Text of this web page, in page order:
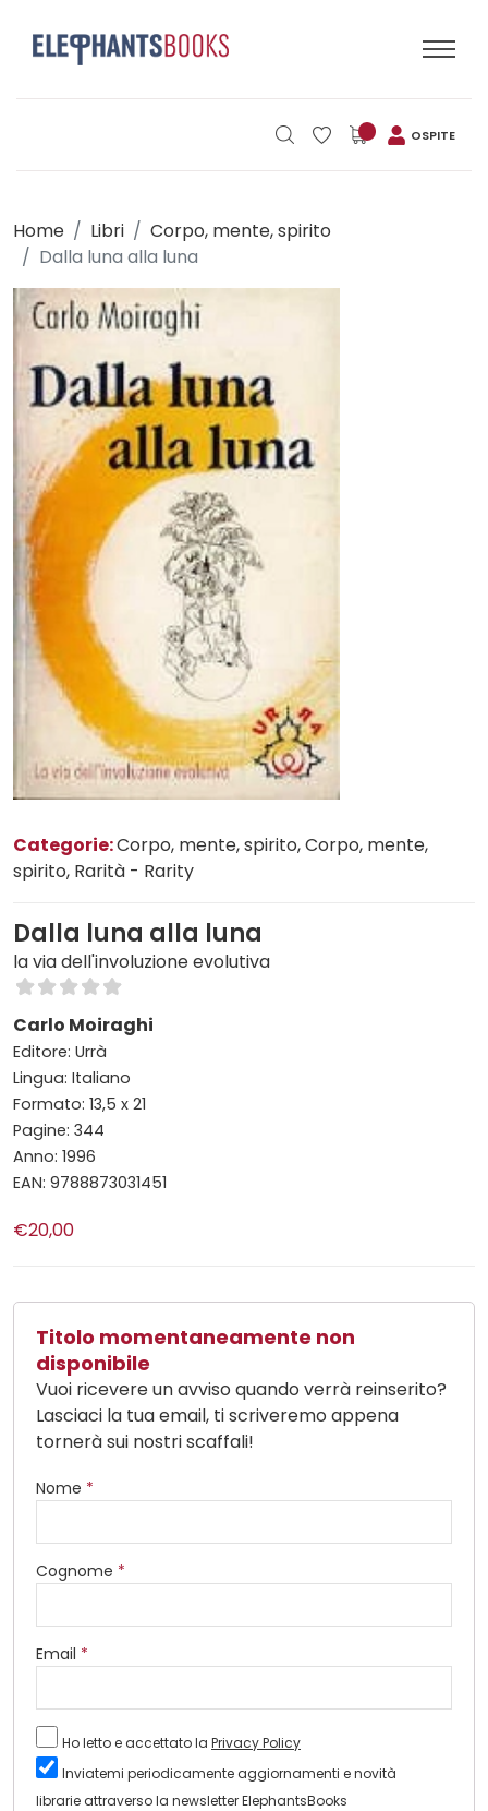
OSPITE
Home Libri
Corpo, mente, spirito
Dalla luna alla luna
Categorie:Corpo, mente, spirito, Corpo, mente,
spirito, Rarità - Rarity
Dalla luna alla luna
la via dell'involuzione evolutiva
Carlo Moiraghi
Editore: Urrà
Lingua: Italiano
Formato: 13,5 x 21
Pagine: 344
Anno: 1996
EAN: 9788873031451
€20,00
Titolo momentaneamente non
disponibile
Vuoi ricevere un avviso quando verrà reinserito?
Lasciaci la tua email, ti scriveremo appena
tornerà sui nostri scaffali!
Nome *
Cognome *
Email *
Ho letto e accettato la Privacy Policy
Inviatemi periodicamente aggiornamenti e novità
librarie attraverso la newsletter ElephantsBooks